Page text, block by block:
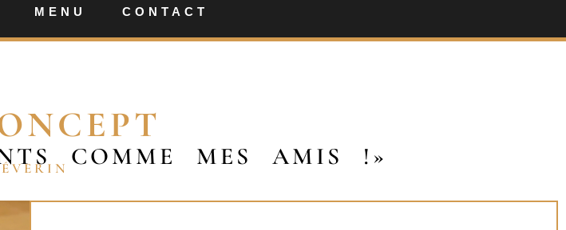
MENU CONTACT
COMME MES AMIS !»